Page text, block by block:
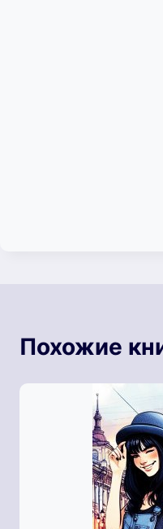
Похожие